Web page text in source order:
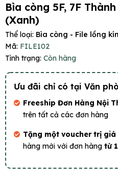
Bìa còng 5F, 7F
(Xanh)
Thể loại: Bìa còng - File lồng
Mã: FILE102
Tình trạng: Còn hàng
Ưu đãi chỉ có tại Văn
Freeship Đơn Hàng Nội
trên tất cả các đơn hàng
Tặng một voucher trị giá
hàng mới với đơn hàng từ